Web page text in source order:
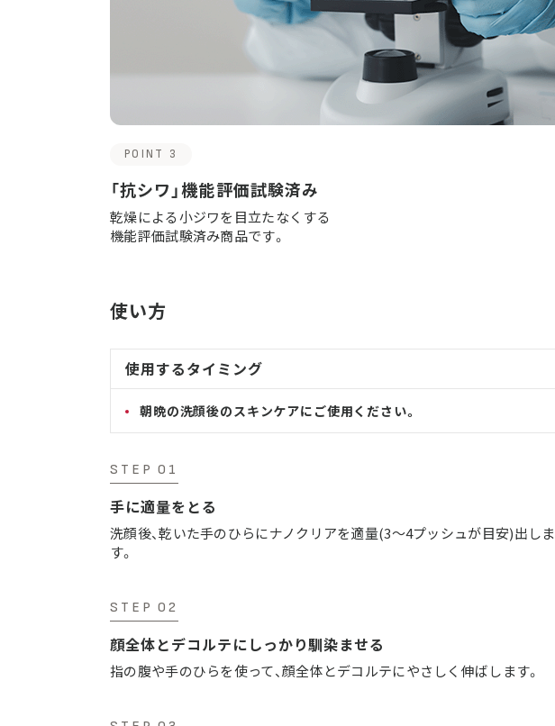
POINT 3
「抗シワ」機能評価試験済み
乾燥による小ジワを目立たなくする
機能評価試験済み商品です。
使い方
使用するタイミング
朝晩の洗顔後のスキンケアにご使用ください。
STEP 01
手に適量をとる
洗顔後、乾いた手のひらにナノクリアを適量(3～4プッシュが目安)出しま
す。
STEP 02
顔全体とデコルテにしっかり馴染ませる
指の腹や手のひらを使って、顔全体とデコルテにやさしく伸ばします。